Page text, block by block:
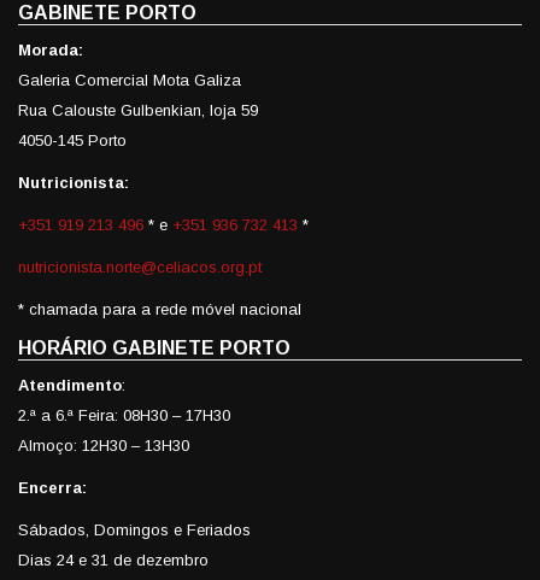
GABINETE PORTO
Morada:
Galeria Comercial Mota Galiza
Rua Calouste Gulbenkian, loja 59
4050-145 Porto
Nutricionista:
+351 919 213 496 * e +351 936 732 413 *
nutricionista.norte@celiacos.org.pt
* chamada para a rede móvel nacional
HORÁRIO GABINETE PORTO
Atendimento:
2.ª a 6.ª Feira: 08H30 – 17H30
Almoço: 12H30 – 13H30
Encerra:
Sábados, Domingos e Feriados
Dias 24 e 31 de dezembro